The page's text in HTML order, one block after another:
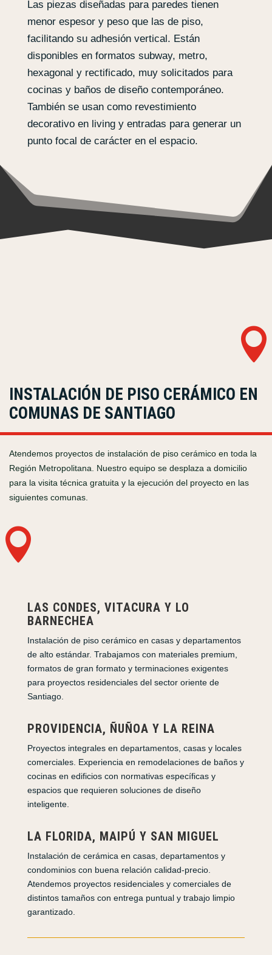
Las piezas diseñadas para paredes tienen
menor espesor y peso que las de piso,
facilitando su adhesión vertical. Están
disponibles en formatos subway, metro,
hexagonal y rectificado, muy solicitados para
cocinas y baños de diseño contemporáneo.
También se usan como revestimiento
decorativo en living y entradas para generar un
punto focal de carácter en el espacio.

INSTALACIÓN DE PISO CERÁMICO EN
COMUNAS DE SANTIAGO
Atendemos proyectos de instalación de piso cerámico en toda la
Región Metropolitana. Nuestro equipo se desplaza a domicilio
para la visita técnica gratuita y la ejecución del proyecto en las
siguientes comunas.

LAS CONDES, VITACURA Y LO
BARNECHEA
Instalación de piso cerámico en casas y departamentos
de alto estándar. Trabajamos con materiales premium,
formatos de gran formato y terminaciones exigentes
para proyectos residenciales del sector oriente de
Santiago.
PROVIDENCIA, ÑUÑOA Y LA REINA
Proyectos integrales en departamentos, casas y locales
comerciales. Experiencia en remodelaciones de baños y
cocinas en edificios con normativas específicas y
espacios que requieren soluciones de diseño
inteligente.
LA FLORIDA, MAIPÚ Y SAN MIGUEL
Instalación de cerámica en casas, departamentos y
condominios con buena relación calidad-precio.
Atendemos proyectos residenciales y comerciales de
distintos tamaños con entrega puntual y trabajo limpio
garantizado.